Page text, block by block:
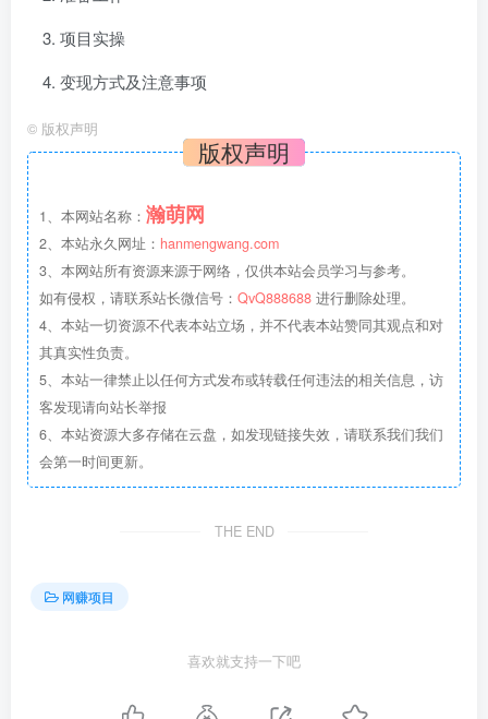
项目实操
变现方式及注意事项
© 版权声明
版权声明
1、本网站名称： 瀚萌网
2、本站永久网址： hanmengwang.com
3、本网站所有资源来源于网络，仅供本站会员学习与参考。
如有侵权，请联系站长微信号： QvQ888688 进行删除处理。
4、本站一切资源不代表本站立场，并不代表本站赞同其观点和对
其真实性负责。
5、本站一律禁止以任何方式发布或转载任何违法的相关信息，访
客发现请向站长举报
6、本站资源大多存储在云盘，如发现链接失效，请联系我们我们
会第一时间更新。
THE END
网赚项目
喜欢就支持一下吧